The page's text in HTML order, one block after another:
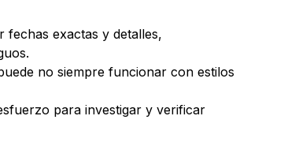
fechas exactas y detalles,
no siempre funcionar con estilos
para investigar y verificar